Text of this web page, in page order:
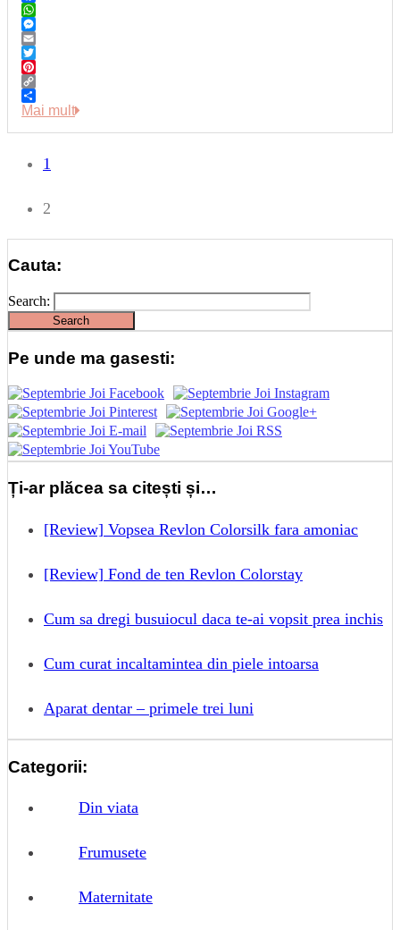
Facebook
WhatsApp
Messenger
Email
Twitter
Pinterest
Copy
Link
Share
Mai mult
1
2
Cauta:
Search:
Pe unde ma gasesti:
Ți-ar plăcea sa citești și…
[Review] Vopsea Revlon Colorsilk fara amoniac
[Review] Fond de ten Revlon Colorstay
Cum sa dregi busuiocul daca te-ai vopsit prea inchis
Cum curat incaltamintea din piele intoarsa
Aparat dentar – primele trei luni
Categorii:
Din viata
Frumusete
Maternitate